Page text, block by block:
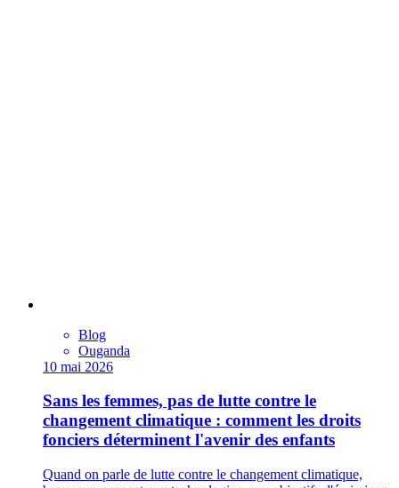
Blog
Ouganda
10 mai 2026
Sans les femmes, pas de lutte contre le
changement climatique : comment les droits
fonciers déterminent l'avenir des enfants
Quand on parle de lutte contre le changement climatique,